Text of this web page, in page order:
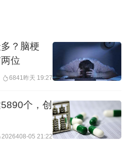
建议所有买药人用好药
买药前查一查、比一
新习惯。
院办公厅印发《关于健
机制的若干意见》，明
？脑梗
位
6841昨天 19:27
个，创
2026408-05 21:22